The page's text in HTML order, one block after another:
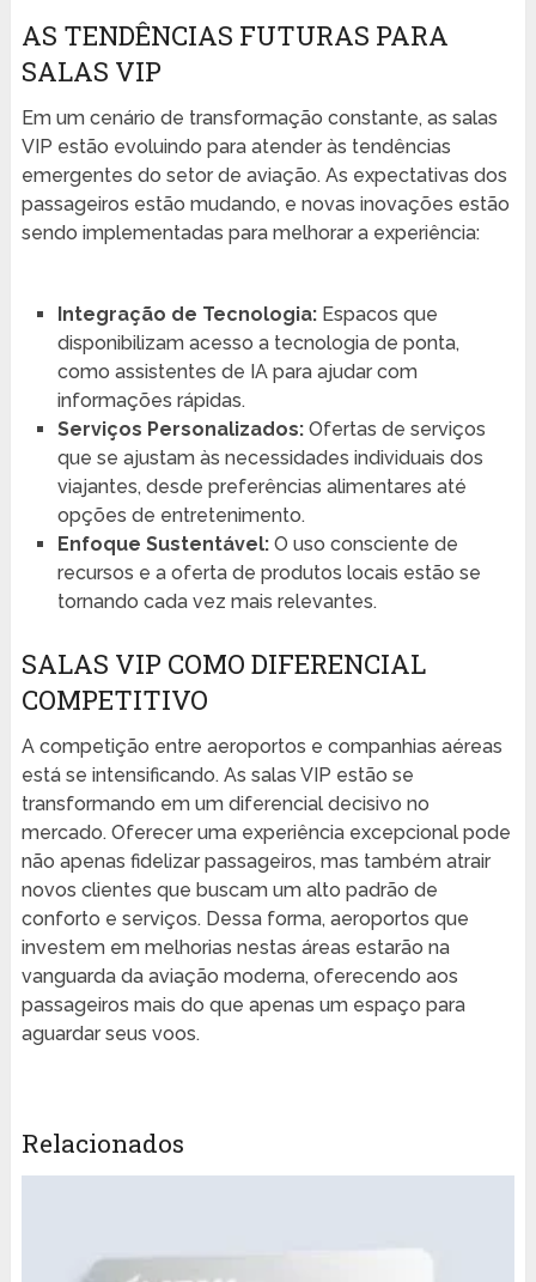
AS TENDÊNCIAS FUTURAS PARA
SALAS VIP
Em um cenário de transformação constante, as salas
VIP estão evoluindo para atender às tendências
emergentes do setor de aviação. As expectativas dos
passageiros estão mudando, e novas inovações estão
sendo implementadas para melhorar a experiência:
Integração de Tecnologia:Espacos que
disponibilizam acesso a tecnologia de ponta,
como assistentes de IA para ajudar com
informações rápidas.
Serviços Personalizados:Ofertas de serviços
que se ajustam às necessidades individuais dos
viajantes, desde preferências alimentares até
opções de entretenimento.
Enfoque Sustentável:O uso consciente de
recursos e a oferta de produtos locais estão se
tornando cada vez mais relevantes.
SALAS VIP COMO DIFERENCIAL
COMPETITIVO
A competição entre aeroportos e companhias aéreas
está se intensificando. As salas VIP estão se
transformando em um diferencial decisivo no
mercado. Oferecer uma experiência excepcional pode
não apenas fidelizar passageiros, mas também atrair
novos clientes que buscam um alto padrão de
conforto e serviços. Dessa forma, aeroportos que
investem em melhorias nestas áreas estarão na
vanguarda da aviação moderna, oferecendo aos
passageiros mais do que apenas um espaço para
aguardar seus voos.
Relacionados